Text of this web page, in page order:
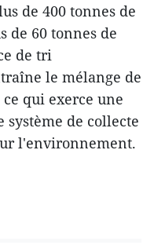
de 400 tonnes de
de 60 tonnes de
de tri
le mélange de
qui exerce une
de collecte
l'environnement.